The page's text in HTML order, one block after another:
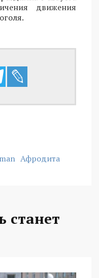
движения
Афродита
станет